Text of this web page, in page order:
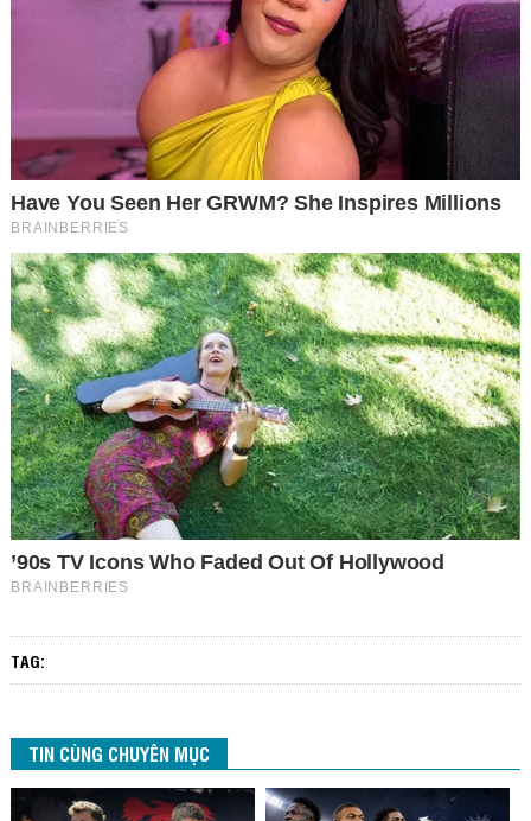
TAG:
TIN CÙNG CHUYÊN MỤC